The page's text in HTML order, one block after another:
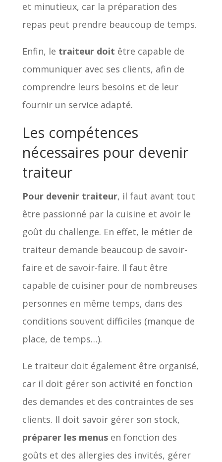
et minutieux, car la préparation des
repas peut prendre beaucoup de temps.
Enfin, le traiteur doit être capable de
communiquer avec ses clients, afin de
comprendre leurs besoins et de leur
fournir un service adapté.
Les compétences
nécessaires pour devenir
traiteur
Pour devenir traiteur, il faut avant tout
être passionné par la cuisine et avoir le
goût du challenge. En effet, le métier de
traiteur demande beaucoup de savoir-
faire et de savoir-faire. Il faut être
capable de cuisiner pour de nombreuses
personnes en même temps, dans des
conditions souvent difficiles (manque de
place, de temps…).
Le traiteur doit également être organisé,
car il doit gérer son activité en fonction
des demandes et des contraintes de ses
clients. Il doit savoir gérer son stock,
préparer les menusen fonction des
goûts et des allergies des invités, gérer